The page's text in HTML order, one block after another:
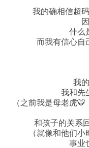
我的确相信超
什么
而我有信心自
我
我和先
（之前我是母老虎
和孩子的关系
（就像和他们
事业